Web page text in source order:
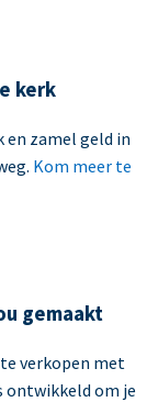
kerk
en zamel geld in
Kom meer te
gemaakt
verkopen met
ontwikkeld om je